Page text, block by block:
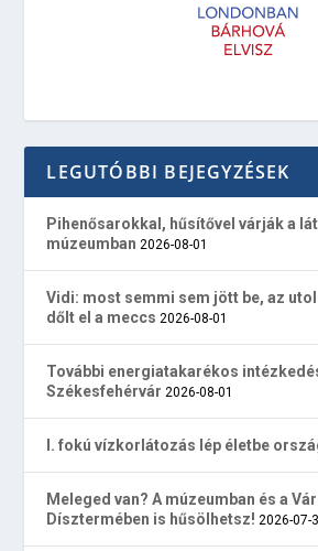
LEGUTÓBBI BEJEGYZÉSEK
Pihenősarokkal, hűsítővel várják a
múzeumban 2026-08-01
Vidi: most semmi sem jött be, az
dőlt el a meccs 2026-08-01
További energiatakarékos
Székesfehérvár 2026-08-01
I. fokú vízkorlátozás lép életbe
Meleged van? A múzeumban és a
Dísztermében is hűsölhetsz! 2026-07-